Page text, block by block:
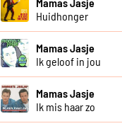
Huidhonger
Mamas Jasje
Ik geloof in jou
Mamas Jasje
Ik mis haar zo